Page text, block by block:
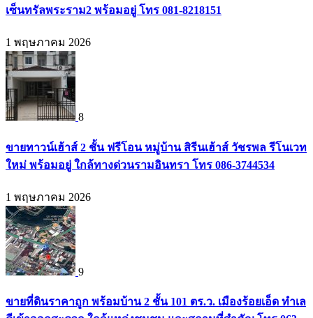
เซ็นทรัลพระราม2 พร้อมอยู่ โทร 081-8218151
1 พฤษภาคม 2026
8
ขายทาวน์เฮ้าส์ 2 ชั้น ฟรีโอน หมู่บ้าน สิรีนเฮ้าส์ วัชรพล รีโนเวท
ใหม่ พร้อมอยู่ ใกล้ทางด่วนรามอินทรา โทร 086-3744534
1 พฤษภาคม 2026
9
ขายที่ดินราคาถูก พร้อมบ้าน 2 ชั้น 101 ตร.ว. เมืองร้อยเอ็ด ทำเล